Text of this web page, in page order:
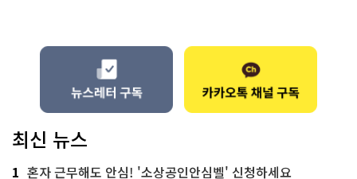
최신 뉴스
1 혼자 근무해도 안심! '소상공인안심벨' 신청하세요